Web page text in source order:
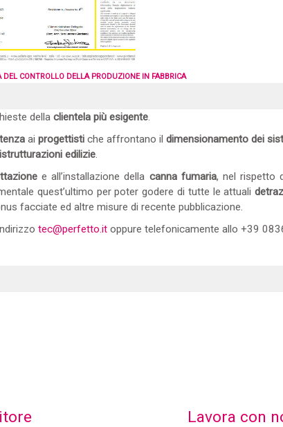
DEL CONTROLLO DELLA PRODUZIONE IN FABBRICA
della clientela più esigente.
ai progettistiche affrontano il dimensionamento dei
edilizie.
e all’installazione della canna fumaria, nel rispetto
quest’ultimo per poter godere di tutte le attuali
facciate ed altre misure di recente pubblicazione.
tec@perfetto.it oppure telefonicamente allo +39
Lavora con